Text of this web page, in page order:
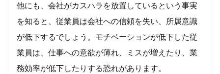
他にも、会社がカスハラを放置しているという事実
を知ると、従業員は会社への信頼を失い、所属意識
が低下するでしょう。モチベーションが低下した従
業員は、仕事への意欲が薄れ、ミスが増えたり、業
務効率が低下したりする恐れがあります。